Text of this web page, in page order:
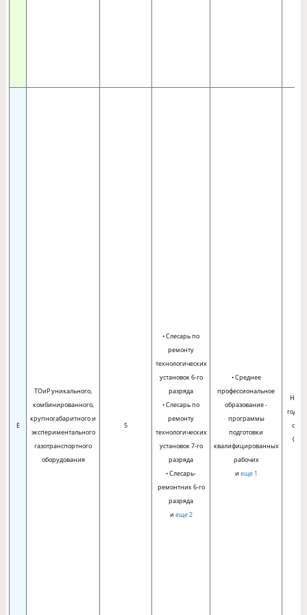
E
ТОиР уникального,
комбинированного,
крупногабаритного и
экспериментального
газотранспортного
оборудования
5
• Слесарь по
ремонту
технологических
установок 6-го
разряда
• Слесарь по
ремонту
технологических
установок 7-го
разряда
• Слесарь-
ремонтник 6-го
разряда
и еще 2
• Среднее
профессиональное
образование -
программы
подготовки
квалифицированных
рабочих
и еще 1
Не
года
с